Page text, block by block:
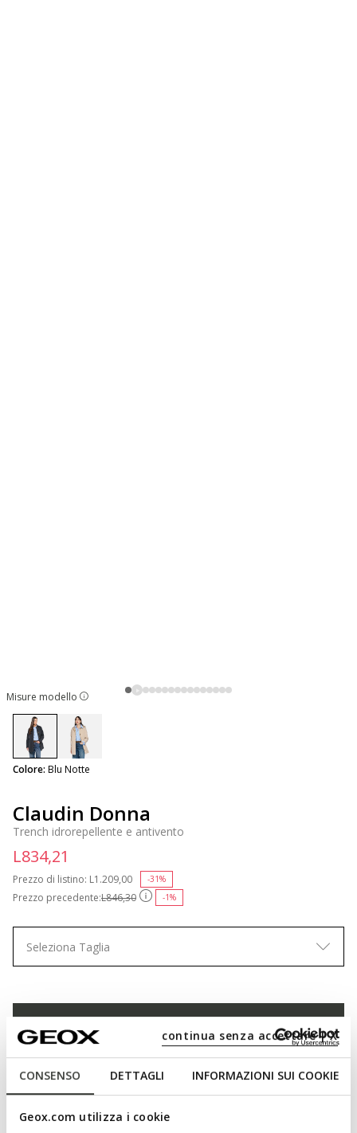
CONSENSO DETTAGLI INFORMAZIONI SUI COOKIE
Geox.com utilizza i cookie
continua senza accettare | X
Misure modello
Claudin Donna
Trench idrorepellente e antivento
Prezzo precedente:L846,30 -1%
Prezzo di listino: Price reduced from
L1.209,00 -31%
L834,21
Colore: Blu Notte
selected
Seleziona Taglia
AGGIUNGI AL CARRELLO
TROVA IN NEGOZIO
Reso gratuito entro 30 giorni dalla consegna